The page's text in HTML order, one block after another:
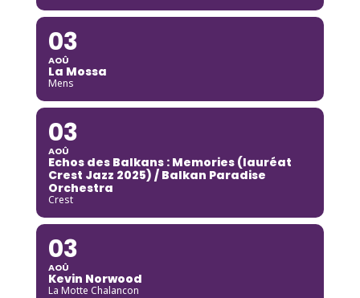
03
AOÛ
La Mossa
Mens
03
AOÛ
Echos des Balkans : Memories (lauréat
Crest Jazz 2025) / Balkan Paradise
Orchestra
Crest
03
AOÛ
Kevin Norwood
La Motte Chalancon